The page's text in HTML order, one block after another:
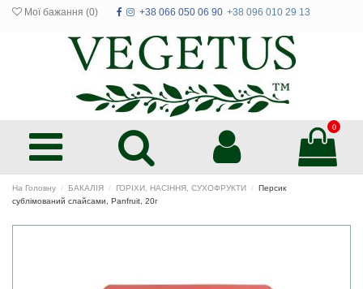
Мої бажання (0) +38 066 050 06 90 +38 096 010 29 13
0
На Головну БАКАЛІЯ ГОРІХИ, НАСІННЯ, СУХОФРУКТИ
Персик
сублімований слайсами, Panfruit, 20г